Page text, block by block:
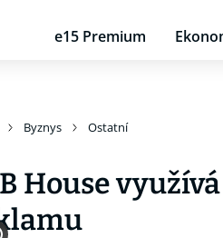
e15 Premium
Byznys Ostatní
House